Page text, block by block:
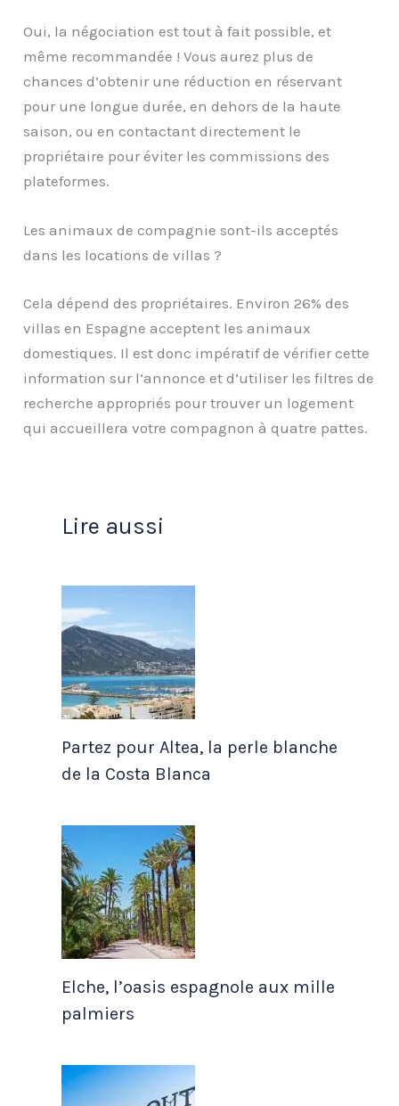
Oui, la négociation est tout à fait possible, et
même recommandée ! Vous aurez plus de
chances d’obtenir une réduction en réservant
pour une longue durée, en dehors de la haute
saison, ou en contactant directement le
propriétaire pour éviter les commissions des
plateformes.
Les animaux de compagnie sont-ils acceptés
dans les locations de villas ?
Cela dépend des propriétaires. Environ 26% des
villas en Espagne acceptent les animaux
domestiques. Il est donc impératif de vérifier cette
information sur l’annonce et d’utiliser les filtres de
recherche appropriés pour trouver un logement
qui accueillera votre compagnon à quatre pattes.
Lire aussi
Partez pour Altea, la perle blanche
de la Costa Blanca
Elche, l’oasis espagnole aux mille
palmiers